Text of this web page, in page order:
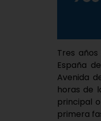
Tres
España
Avenida
horas de
principal
primera